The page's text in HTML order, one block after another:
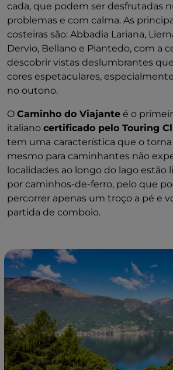
cada, que podem ser desfrutadas
problemas e com calma. As
costeiras são: Abbadia Lariana,
Dervio, Bellano e Piantedo, com a
descobrir vistas deslumbrantes
cores espetaculares,
no outono.
O Caminho do Viajante é o
italiano certificado pelo Touring
tem uma característica que o
mesmo para caminhantes não
localidades ao longo do lago estão
por caminhos-de-ferro, pelo que
percorrer apenas um troço a pé e
partida de comboio.